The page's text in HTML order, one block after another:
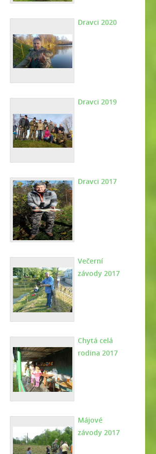
Dravci 2020
Dravci 2019
Dravci 2017
Večerní
závody 2017
Chytá celá
rodina 2017
Májové
závody 2017